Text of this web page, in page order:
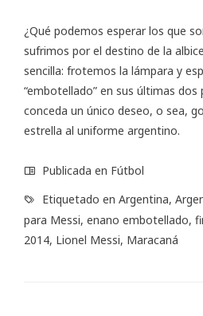
¿Qué podemos esperar los que
sufrimos por el destino de la
sencilla: frotemos la lámpara y
“embotellado” en sus últimas
conceda un único deseo, o sea,
estrella al uniforme argentino.
Publicada en Fútbol
Etiquetado en Argentina,
para Messi, enano embotellado,
2014, Lionel Messi, Maracaná